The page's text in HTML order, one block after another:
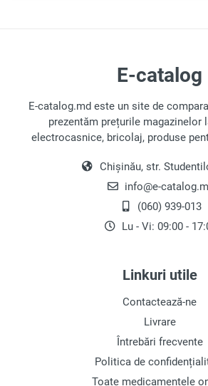
de spălat, ci și la invenția
formă de mașină de spălat este
gest minunat.
De asemenea, veți afla despre
„spălare de bani” și despre cum
spălat sunt legate de Al Capone.
Originea Primelor
Inițial, se folosea o sfoară!
spălat moderne, aceasta scăpa
efort în curățarea hainelor lor. Ei
ea și le aruncau peste bord, unde
spălau murdăria.
Cu toate acestea, această
doar pentru marinari; restul lumii
E-catalog
E-catalog.md este un site de
prezentăm prețurile magazinelor
electrocasnice, bricolaj, produse
Chișinău, str.
info@e-
(060) 939-013
Lu - Vi: 09:00 -
Linkuri utile
Contactează-ne
Livrare
Întrebări frecvente
Politica de
Toate medicamentele